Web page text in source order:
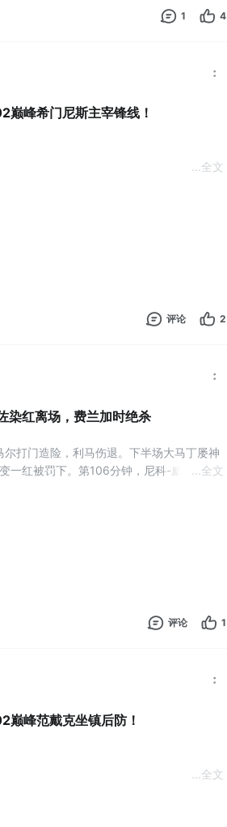
1 4
巅峰希门尼斯主宰锋线！
，通过参与活动购买连锁礼包，有机会获
101潜力值巅峰球员【约翰·瓦
全文
评论 2
染红离场，费兰加时绝杀
打门造险，利马伤退。下半场大马丁屡神
一红被罚下。第106分钟，尼科-威廉斯头
1-0 阿根廷夺队史第二冠。
阶段。随着工资帽上限提升至178，玩家
更多任务还可获取积分
全文
评论 1
巅峰范戴克坐镇后防！
全文